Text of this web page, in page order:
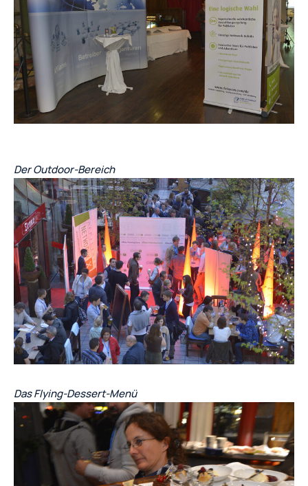
Der Outdoor-Bereich
Das Flying-Dessert-Menü